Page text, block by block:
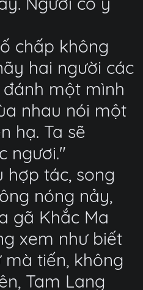
chấp không
hai người các
một mình
nhau nói một
hạ. Ta sẽ
ngươi."
hợp tác, song
nóng nảy,
gã Khắc Ma
xem như biết
mà tiến, không
Tam Lang